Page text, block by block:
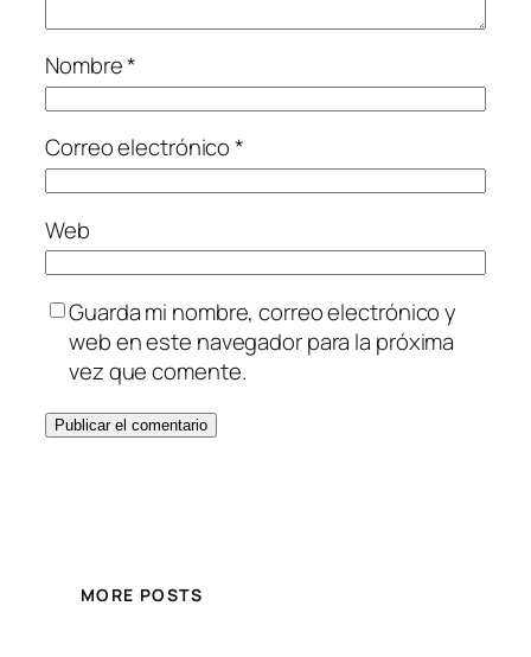
Nombre*
Correo electrónico*
Web
Guarda mi nombre, correo electrónico y
web en este navegador para la próxima
vez que comente.
MORE POSTS